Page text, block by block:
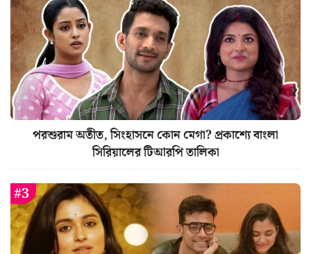
পরশুরাম অতীত, সিংহাসনে কোন মেগা? প্রকাশ্যে বাংলা
সিরিয়ালের টিআরপি তালিকা